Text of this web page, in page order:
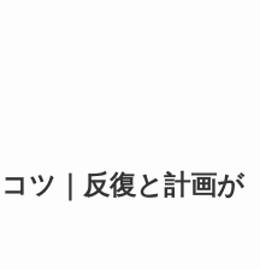
ツ｜反復と計画が